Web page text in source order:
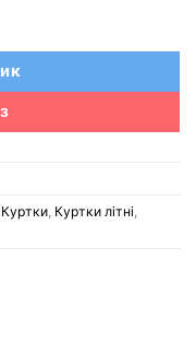
Куртки, Куртки літні,